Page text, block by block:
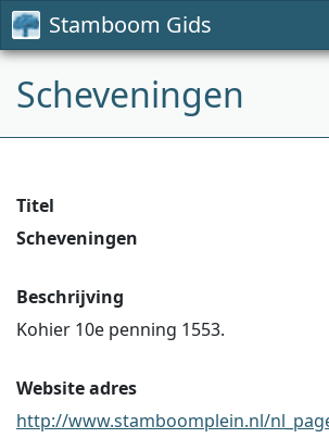
Stamboom Gids
Scheveningen
Titel
Scheveningen
Beschrijving
Kohier 10e penning 1553.
Website adres
http://www.stamboomplein.nl/